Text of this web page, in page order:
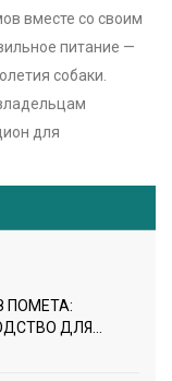
вместе со своим
питание —
собаки.
для
ПОМЕТА:
ДЛЯ